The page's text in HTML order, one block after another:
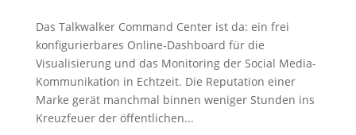
Das Talkwalker Command Center ist da: ein frei
konfigurierbares Online-Dashboard für die
Visualisierung und das Monitoring der Social Media-
Kommunikation in Echtzeit. Die Reputation einer
Marke gerät manchmal binnen weniger Stunden ins
Kreuzfeuer der öffentlichen...